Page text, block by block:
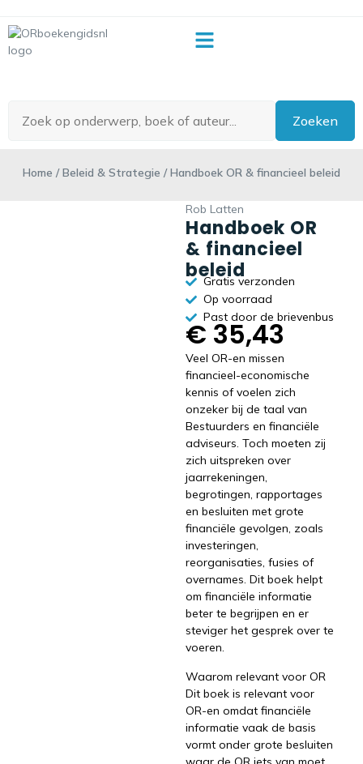
Zoeken
Home /Beleid & Strategie / Handboek OR & financieel beleid
Rob Latten
Handboek OR
& financieel
beleid
Gratis verzonden
Op voorraad
Past door de brievenbus
€ 35,43
Veel OR-en missen
financieel-economische
kennis of voelen zich
onzeker bij de taal van
Bestuurders en financiële
adviseurs. Toch moeten zij
zich uitspreken over
jaarrekeningen,
begrotingen, rapportages
en besluiten met grote
financiële gevolgen, zoals
investeringen,
reorganisaties, fusies of
overnames. Dit boek helpt
om financiële informatie
beter te begrijpen en er
steviger het gesprek over te
voeren.
Waarom relevant voor OR
Dit boek is relevant voor
OR-en omdat financiële
informatie vaak de basis
vormt onder grote besluiten